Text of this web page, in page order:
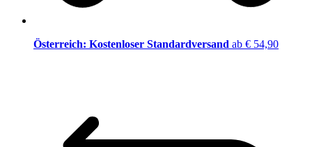
Österreich: Kostenloser Standardversand ab € 54,90